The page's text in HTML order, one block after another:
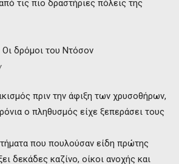
τις πιο δραστήριες πόλεις της
πριν την άφιξη των χρυσοθήρων,
ο πληθυσμός είχε ξεπεράσει τους
που πουλούσαν είδη πρώτης
δεκάδες καζίνο, οίκοι ανοχής και